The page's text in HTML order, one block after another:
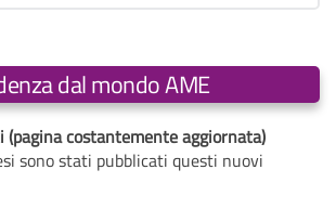
dal mondo AME
(pagina costantemente aggiornata)
sono stati pubblicati questi nuovi